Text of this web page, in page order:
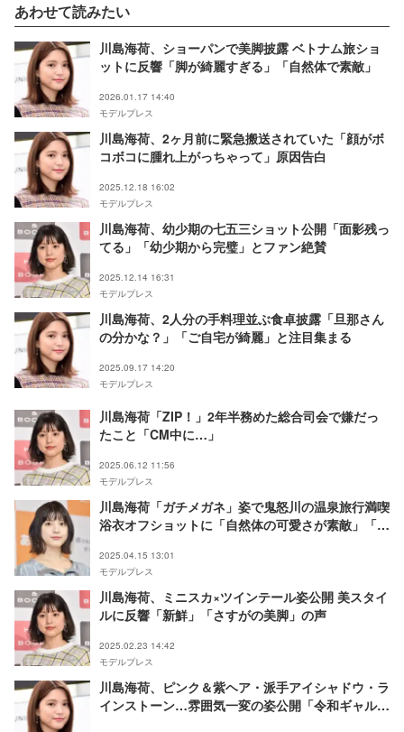
あわせて読みたい
川島海荷、ショーパンで美脚披露 ベトナム旅ショ
ットに反響「脚が綺麗すぎる」「自然体で素敵」
2026.01.17 14:40
モデルプレス
川島海荷、2ヶ月前に緊急搬送されていた「顔がボ
コボコに腫れ上がっちゃって」原因告白
2025.12.18 16:02
モデルプレス
川島海荷、幼少期の七五三ショット公開「面影残っ
てる」「幼少期から完璧」とファン絶賛
2025.12.14 16:31
モデルプレス
川島海荷、2人分の手料理並ぶ食卓披露「旦那さん
の分かな？」「ご自宅が綺麗」と注目集まる
2025.09.17 14:20
モデルプレス
川島海荷「ZIP！」2年半務めた総合司会で嫌だっ
たこと「CM中に…」
2025.06.12 11:56
モデルプレス
川島海荷「ガチメガネ」姿で鬼怒川の温泉旅行満喫
浴衣オフショットに「自然体の可愛さが素敵」「楽
2025.04.15 13:01
モデルプレス
川島海荷、ミニスカ×ツインテール姿公開 美スタイ
ルに反響「新鮮」「さすがの美脚」の声
2025.02.23 14:42
モデルプレス
川島海荷、ピンク＆紫ヘア・派手アイシャドウ・ラ
インストーン…雰囲気一変の姿公開「令和ギャルみ